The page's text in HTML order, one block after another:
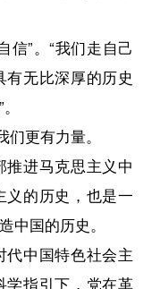
”。“我们走自己
无比深厚的历史
更有力量。
进马克思主义中
义的历史，也是一
中国的历史。
中国特色社会主
学指引下，党在革